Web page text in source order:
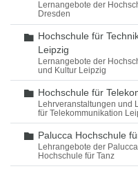
Lernangebote der
Dresden
Ordner
Hochschule für
Leipzig
Lernangebote der
und Kultur Leipzig
Ordner
Hochschule für
Lehrveranstaltungen und
für Telekommunikation
Ordner
Palucca Hochschule
Lehrangebote der
Hochschule für Tanz